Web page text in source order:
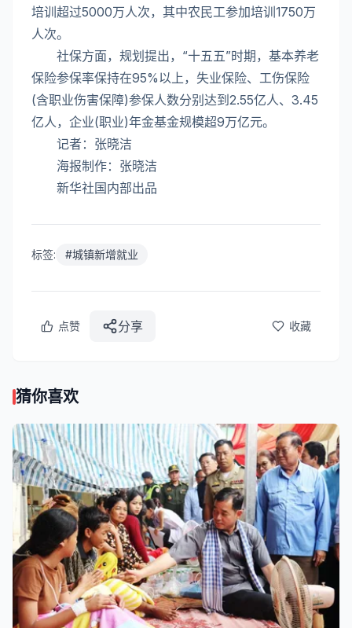
培训超过5000万人次，其中农民工参加培训1750万
人次。
社保方面，规划提出，“十五五”时期，基本养老
保险参保率保持在95%以上，失业保险、工伤保险
(含职业伤害保障)参保人数分别达到2.55亿人、3.45
亿人，企业(职业)年金基金规模超9万亿元。
记者：张晓洁
海报制作：张晓洁
新华社国内部出品
标签: #城镇新增就业
点赞 分享 收藏
猜你喜欢